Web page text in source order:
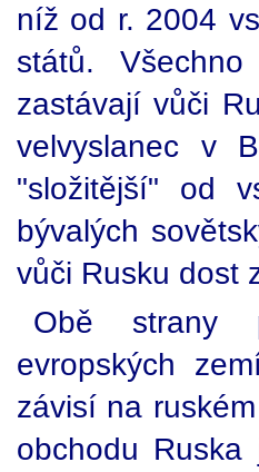
níž od r. 2004
států.
zastávají vůči
velvyslanec v
"složitější" od
bývalých
vůči Rusku dost
Obě strany
evropských
závisí na
obchodu